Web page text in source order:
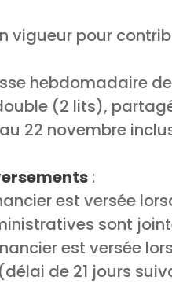
vigueur pour
hebdomadaire
(2 lits),
22 novembre
:
est versée
sont
est versée
de 21 jours